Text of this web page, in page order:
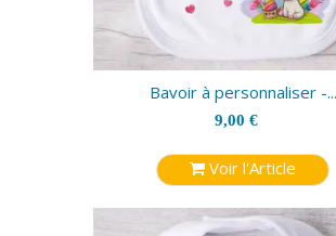
Bavoir à personnaliser -...
9,00 €
Voir l'Article